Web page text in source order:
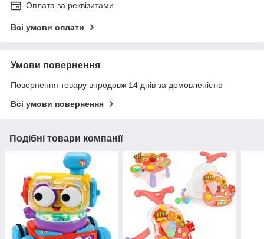
Оплата за реквізитами
Всі умови оплати
Умови повернення
Повернення товару впродовж 14 днів за домовленістю
Всі умови повернення
Подібні товари компанії